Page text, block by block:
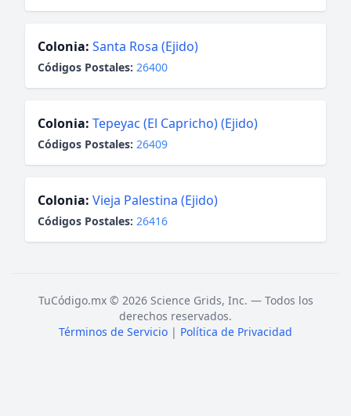
Colonia: Santa Rosa (Ejido)
Códigos Postales: 26400
Colonia: Tepeyac (El Capricho) (Ejido)
Códigos Postales: 26409
Colonia: Vieja Palestina (Ejido)
Códigos Postales: 26416
TuCódigo.mx © 2026 Science Grids, Inc. — Todos los
derechos reservados.
Términos de Servicio | Política de Privacidad